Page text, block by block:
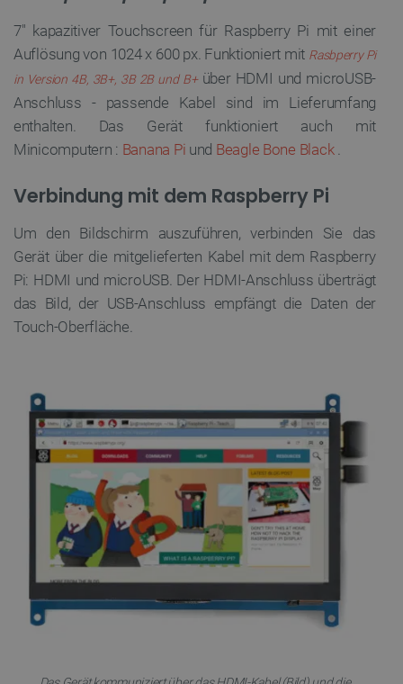
7" kapazitiver Touchscreen für Raspberry Pi mit einer
Auflösung von 1024 x 600 px. Funktioniert mit Rasbperry Pi
in Version 4B, 3B+, 3B 2B und B+über HDMI und microUSB-
Anschluss - passende Kabel sind im Lieferumfang
enthalten. Das Gerät funktioniert auch mit
Minicomputern : Banana Pi und Beagle Bone Black.
Verbindung mit dem Raspberry Pi
Um den Bildschirm auszuführen, verbinden Sie das
Gerät über die mitgelieferten Kabel mit dem Raspberry
Pi: HDMI und microUSB. Der HDMI-Anschluss überträgt
das Bild, der USB-Anschluss empfängt die Daten der
Touch-Oberfläche.